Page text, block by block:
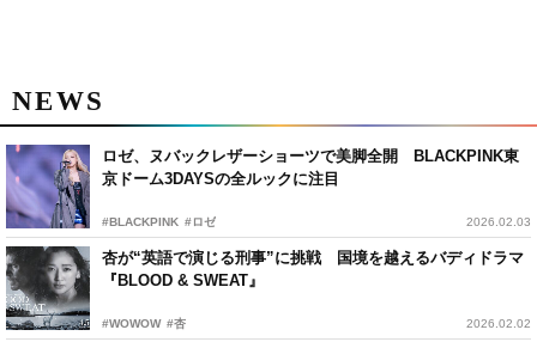
NEWS
ロゼ、ヌバックレザーショーツで美脚全開 BLACKPINK東
京ドーム3DAYSの全ルックに注目
#BLACKPINK #ロゼ 2026.02.03
杏が“英語で演じる刑事”に挑戦 国境を越えるバディドラマ
『BLOOD & SWEAT』
#WOWOW #杏 2026.02.02